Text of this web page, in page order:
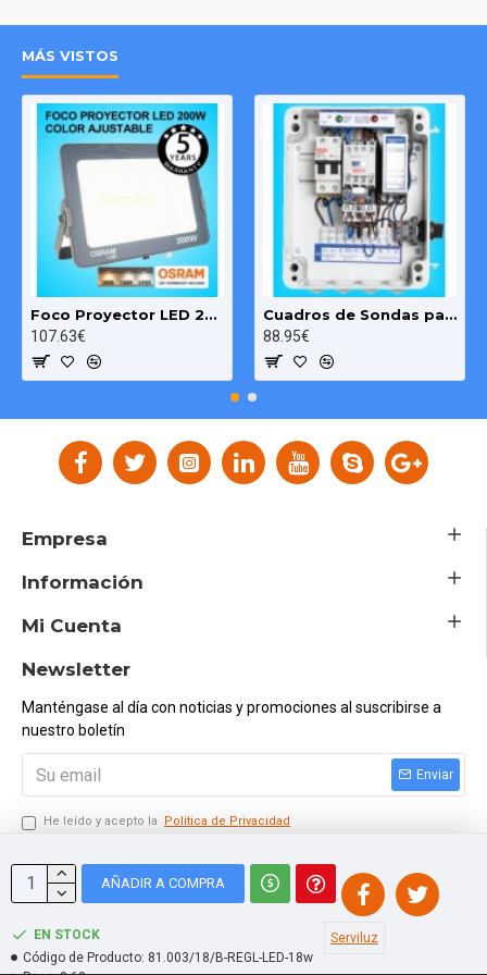
Puede ser instalada sobre cualquier superficie,
Ideal para armarios, garajes, cocinas, trasteros,
lavaderos, etc.
Las Regletas de LED son un 70% mas eficientes con respecto
a las regletas fluorescentes normales y su vida util es 5 veces
mayor.
AÑADIR A COMPRA
EN STOCK
Código de Producto: 81.003/18/B-REGL-LED-18w
Serviluz
MÁS VISTOS
Foco Proyector LED 200W OSRAM IP65 Color Ajustable Exterior e Interior
107.63€
Cuadros de Sondas para bomba Sumergibles 3.00 HP monofásico Pozo MAXGE
88.95€
Empresa
Información
Mi Cuenta
Newsletter
Manténgase al día con noticias y promociones al suscribirse a
nuestro boletín
Enviar
He leído y acepto la Política de Privacidad